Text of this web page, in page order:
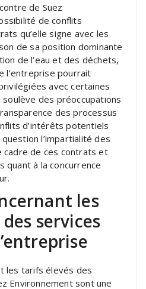
de Suez
de conflits
qu’elle signe avec les
de sa position dominante
de l’eau et des déchets,
l’entreprise pourrait
avec certaines
des préoccupations
des processus
d’intérêts potentiels
l’impartialité des
cadre de ces contrats et
quant à la concurrence
les
services
les tarifs élevés des
Environnement sont une